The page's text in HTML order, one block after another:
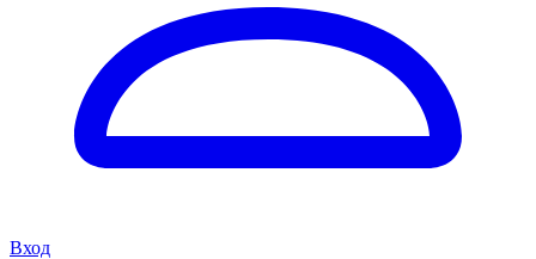
Вход